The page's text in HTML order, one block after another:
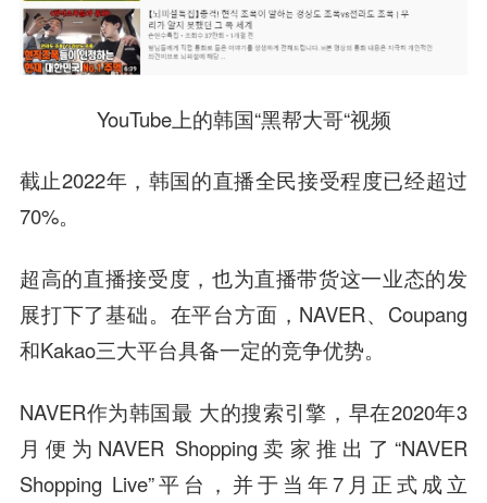
YouTube上的韩国“黑帮大哥“视频
截止2022年，韩国的直播全民接受程度已经超过
70%。
超高的直播接受度，也为直播带货这一业态的发
展打下了基础。在平台方面，NAVER、Coupang
和Kakao三大平台具备一定的竞争优势。
NAVER作为韩国最 大的搜索引擎，早在2020年3
月便为NAVER Shopping卖家推出了“NAVER
Shopping Live”平台，并于当年7月正式成立